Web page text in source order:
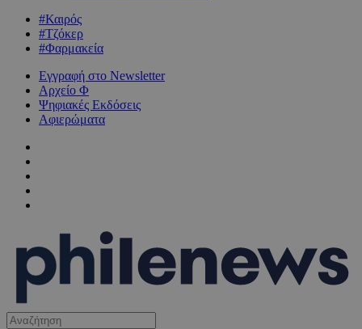
#Καιρός
#Τζόκερ
#Φαρμακεία
Εγγραφή στο Newsletter
Αρχείο Φ
Ψηφιακές Εκδόσεις
Αφιερώματα